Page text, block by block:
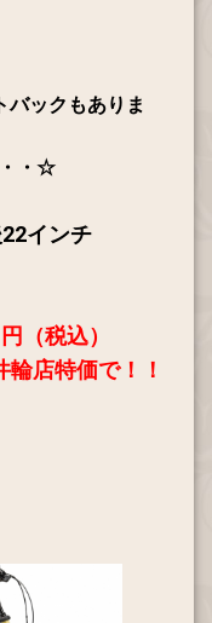
バックもありま
・・☆
インチ
円（税込）
輪店特価で！！